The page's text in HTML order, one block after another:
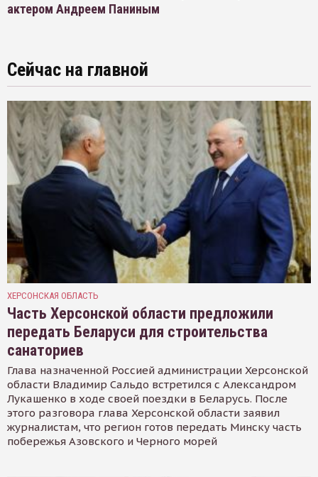
актером Андреем Паниным
Сейчас на главной
ХЕРСОНСКАЯ ОБЛАСТЬ
Часть Херсонской области предложили
передать Беларуси для строительства
санаториев
Глава назначенной Россией администрации Херсонской
области Владимир Сальдо встретился с Александром
Лукашенко в ходе своей поездки в Беларусь. После
этого разговора глава Херсонской области заявил
журналистам, что регион готов передать Минску часть
побережья Азовского и Черного морей